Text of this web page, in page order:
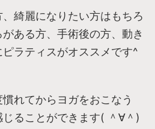
綺麗になりたい方はもちろ
ある方、手術後の方、動き
ラティスがオススメです^
れてからヨガをおこなう
ることができます( ＾∀＾)